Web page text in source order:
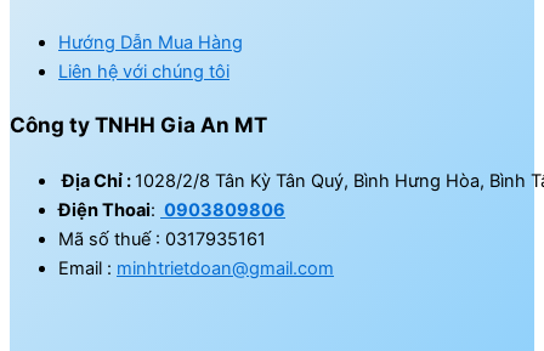
Hướng Dẫn Mua Hàng
Liên hệ với chúng tôi
Công ty TNHH Gia An MT
Địa Chỉ :1028/2/8 Tân Kỳ Tân Quý, Bình Hưng Hòa, Bình
Điện Thoai: 0903809806
Mã số thuế : 0317935161
Email : minhtrietdoan@gmail.com